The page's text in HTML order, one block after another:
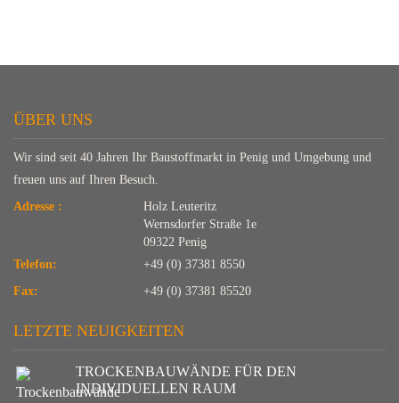
ÜBER UNS
Wir sind seit 40 Jahren Ihr Baustoffmarkt in Penig und Umgebung und
freuen uns auf Ihren Besuch.
Adresse :
Holz Leuteritz
Wernsdorfer Straße 1e
09322 Penig
Telefon:
+49 (0) 37381 8550
Fax:
+49 (0) 37381 85520
LETZTE NEUIGKEITEN
TROCKENBAUWÄNDE FÜR DEN
INDIVIDUELLEN RAUM